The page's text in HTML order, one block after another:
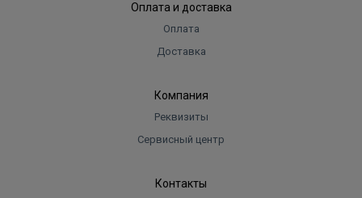
Оплата и доставка
Оплата
Доставка
Компания
Реквизиты
Сервисный центр
Контакты